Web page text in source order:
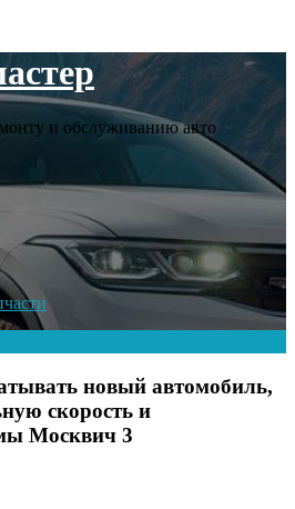
и обслуживанию авто
новый автомобиль,
скорость и
Москвич 3